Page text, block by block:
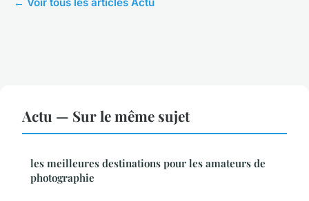
← Voir tous les articles Actu
Actu — Sur le même sujet
les meilleures destinations pour les amateurs de
photographie